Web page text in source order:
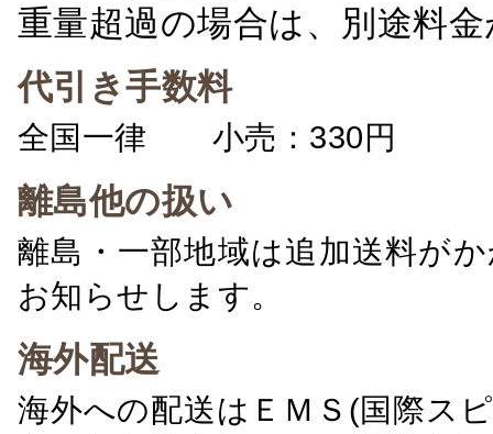
重量超過の場合は、別途料
代引き手数料
全国一律 小売：330円 卸
離島他の扱い
離島・一部地域は追加送料が
お知らせします。
海外配送
海外への配送はＥＭＳ(国際ス